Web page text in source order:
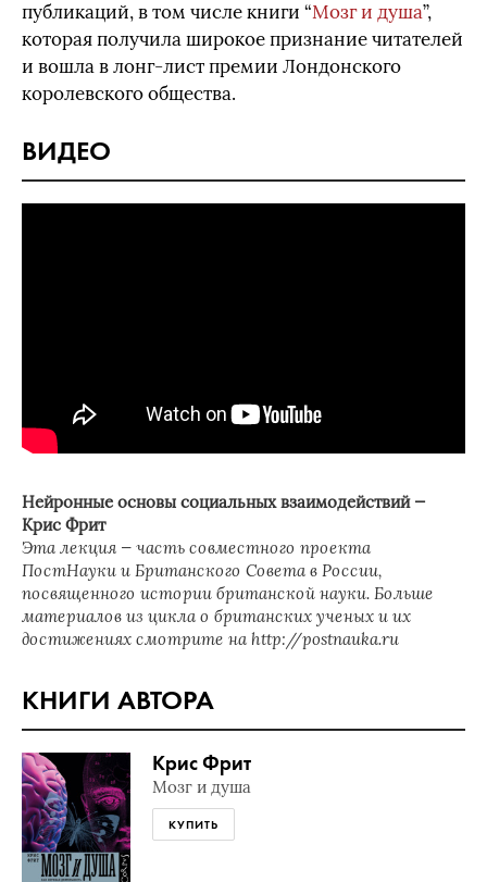
публикаций, в том числе книги “Мозг и душа”,
которая получила широкое признание читателей
и вошла в лонг-лист премии Лондонского
королевского общества.
ВИДЕО
Нейронные основы социальных взаимодействий —
Крис Фрит
Эта лекция — часть совместного проекта
ПостНауки и Британского Совета в России,
посвященного истории британской науки. Больше
материалов из цикла о британских ученых и их
достижениях смотрите на http://postnauka.ru
КНИГИ АВТОРА
Крис Фрит
Мозг и душа
КУПИТЬ